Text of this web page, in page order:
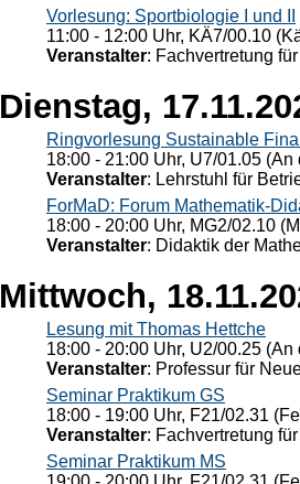
Vorlesung: Sportbiologie I und II
11:00 - 12:00 Uhr, KÄ7/00.10
Veranstalter: Fachvertretung
Dienstag,
Ringvorlesung Sustainable
18:00 - 21:00 Uhr, U7/01.05
Veranstalter: Lehrstuhl für
ForMaD: Forum Mathematik-
18:00 - 20:00 Uhr, MG2/02.10
Veranstalter: Didaktik der
Mittwoch,
Lesung mit Thomas Hettche
18:00 - 20:00 Uhr, U2/00.25
Veranstalter: Professur für
Seminar Praktikum GS
18:00 - 19:00 Uhr, F21/02.31
Veranstalter: Fachvertretung
Seminar Praktikum MS